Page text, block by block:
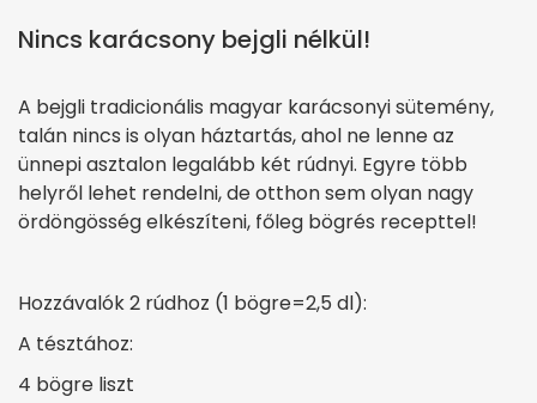
Nincs karácsony bejgli nélkül!
A bejgli tradicionális magyar karácsonyi sütemény,
talán nincs is olyan háztartás, ahol ne lenne az
ünnepi asztalon legalább két rúdnyi. Egyre több
helyről lehet rendelni, de otthon sem olyan nagy
ördöngösség elkészíteni, főleg bögrés recepttel!
Hozzávalók 2 rúdhoz (1 bögre=2,5 dl):
A tésztához:
4 bögre liszt